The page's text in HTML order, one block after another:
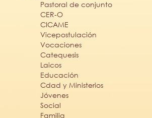
Pastoral de conjunto
CER-O
CICAME
Vicepostulación
Vocaciones
Catequesis
Laicos
Educación
Cdad y Ministerios
Jóvenes
Social
Familia